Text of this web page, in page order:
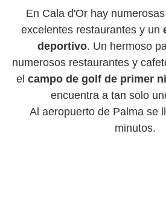
En Cala d'Or hay
excelentes restaurantes y un
deportivo. Un hermoso
numerosos restaurantes y
el campo de golf de primer
encuentra a tan solo
Al aeropuerto de Palma se
minutos.